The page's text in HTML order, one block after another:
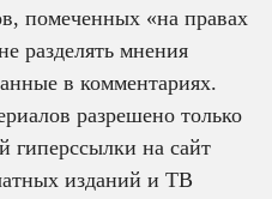
помеченных «на правах
разделять мнения
в комментариях.
разрешено только
гиперссылки на сайт
изданий и ТВ